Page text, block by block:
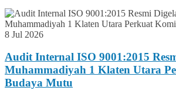
8 Jul 2026
Audit Internal ISO 9001:2015
Muhammadiyah 1 Klaten Utara
Budaya Mutu